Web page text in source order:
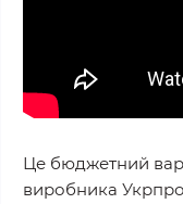
Це бюджетний
виробника